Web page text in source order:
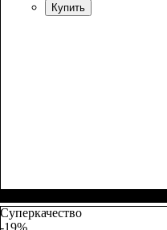
Купить
55х39х20+5
Суперкачество